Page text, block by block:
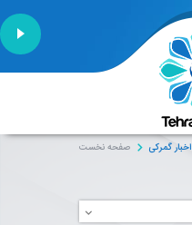
صفحه نخست اخبار گمرکی
1:53